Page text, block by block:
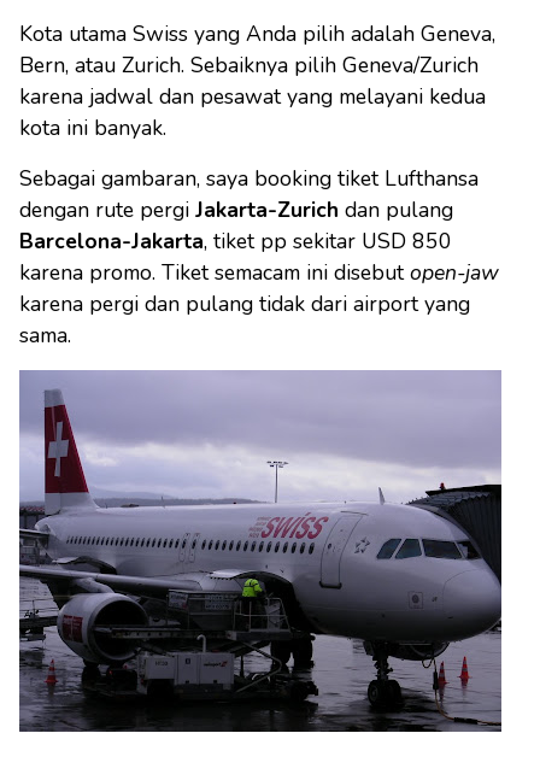
Kota utama Swiss yang Anda pilih adalah Geneva,
Bern, atau Zurich. Sebaiknya pilih Geneva/Zurich
karena jadwal dan pesawat yang melayani kedua
kota ini banyak.
Sebagai gambaran, saya booking tiket Lufthansa
dengan rute pergi Jakarta-Zurich dan pulang
Barcelona-Jakarta, tiket pp sekitar USD 850
karena promo. Tiket semacam ini disebutopen-jaw
karena pergi dan pulang tidak dari airport yang
sama.